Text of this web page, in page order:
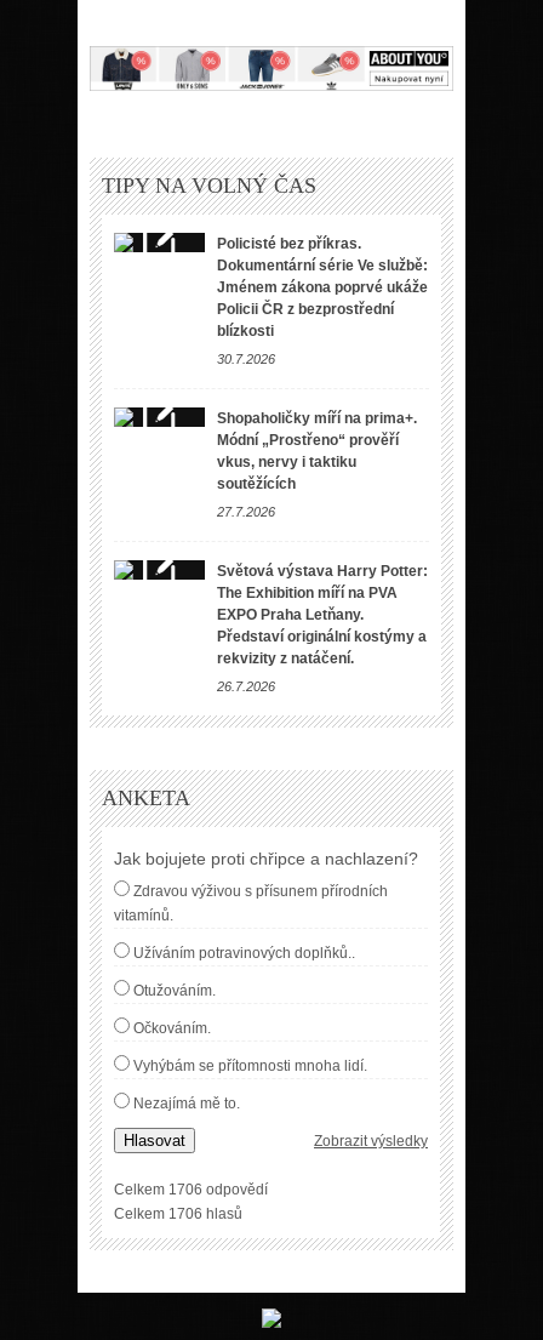
TIPY NA VOLNÝ ČAS
Policisté bez příkras.
Dokumentární série Ve službě:
Jménem zákona poprvé ukáže
Policii ČR z bezprostřední
blízkosti
30.7.2026
Shopaholičky míří na prima+.
Módní „Prostřeno“ prověří
vkus, nervy i taktiku
soutěžících
27.7.2026
Světová výstava Harry Potter:
The Exhibition míří na PVA
EXPO Praha Letňany.
Představí originální kostýmy a
rekvizity z natáčení.
26.7.2026
ANKETA
Jak bojujete proti chřipce a nachlazení?
Zdravou výživou s přísunem přírodních
vitamínů.
Užíváním potravinových doplňků..
Otužováním.
Očkováním.
Vyhýbám se přítomnosti mnoha lidí.
Nezajímá mě to.
Hlasovat Zobrazit výsledky
Celkem 1706 odpovědí
Celkem 1706 hlasů